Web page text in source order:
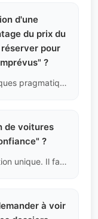
d'une
du prix du
pour
?
Sur la base d'une évaluation des risques pragmatique, nous recommandons fortement de réserver 3% à 5% du prix du véhicule, même pour les voitures d'occasion très bien notées, comme fonds de réserve pour le changement d'huile, de nouveaux pneus, la gestion des petites éraflures dues au transport maritime et les frais de contrôle technique local.
de voitures
?
Parce que ce n'est pas une transaction unique. Il faut assurer la conformité, améliorer le service après-vente et fournir des pièces pour établir une bonne réputation, réaliser des achats répétés et des collaborations à long terme.
à voir